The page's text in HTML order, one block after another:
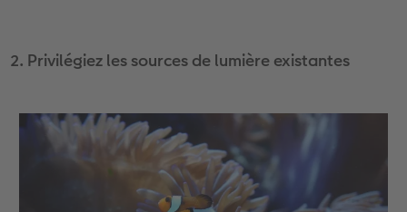
2. Privilégiez les sources de lumière existantes